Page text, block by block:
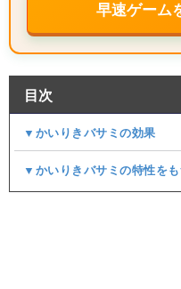
早速ゲーム
目次
▼かいりきバサミの効果
▼かいりきバサミの特性を